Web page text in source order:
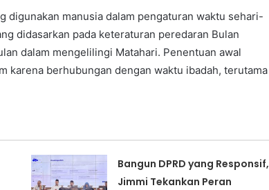
digunakan manusia dalam pengaturan waktu sehari-
didasarkan pada keteraturan peredaran Bulan
dalam mengelilingi Matahari. Penentuan awal
karena berhubungan dengan waktu ibadah, terutama
Bangun DPRD yang Responsif,
Jimmi Tekankan Peran